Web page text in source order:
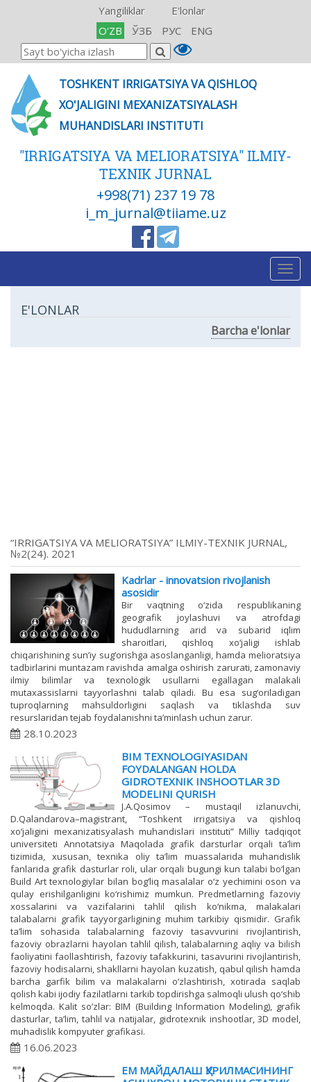
Yangiliklar
E'lonlar
O'ZB
ЎЗБ РУС ENG
TOSHKENT IRRIGATSIYA VA QISHLOQ
XO'JALIGINI MEXANIZATSIYALASH
MUHANDISLARI INSTITUTI
"IRRIGATSIYA VA MELIORATSIYA" ILMIY-
TEXNIK JURNAL
+998(71) 237 19 78
i_m_jurnal@tiiame.uz
E'LONLAR
Barcha e'lonlar
“IRRIGATSIYA VA MELIORATSIYA” ILMIY-TEXNIK JURNAL,
№2(24). 2021
Kadrlar - innovatsion rivojlanish
asosidir
Bir vaqtning o‘zida respublikaning
geografik joylashuvi va atrofdagi
hududlarning arid va subarid iqlim
sharoitlari, qishloq xo‘jaligi ishlab
chiqarishining sun’iy sug‘orishga asoslanganligi, hamda melioratsiya
tadbirlarini muntazam ravishda amalga oshirish zarurati, zamonaviy
ilmiy bilimlar va texnologik usullarni egallagan malakali
mutaxassislarni tayyorlashni talab qiladi. Bu esa sug‘oriladigan
tuproqlarning mahsuldorligini saqlash va tiklashda suv
resurslaridan tejab foydalanishni ta’minlash uchun zarur.
28.10.2023
BIM TEXNOLOGIYASIDAN
FOYDALANGAN HOLDA
GIDROTEXNIK INSHOOTLAR 3D
MODELINI QURISH
J.A.Qosimov – mustaqil izlanuvchi,
D.Qalandarova–magistrant, “Toshkent irrigatsiya va qishloq
xo‘jaligini mexanizatisyalash muhandislari instituti” Milliy tadqiqot
universiteti Annotatsiya Maqolada grafik darsturlar orqali ta’lim
tizimida, xususan, texnika oliy ta’lim muassalarida muhandislik
fanlarida grafik dasturlar roli, ular orqali bugungi kun talabi bo‘lgan
Build Art texnologiylar bilan bog‘liq masalalar o‘z yechimini oson va
qulay erishilganligini ko‘rishimiz mumkun. Predmetlarning fazoviy
xossalarini va vazifalarini tahlil qilish ko‘nikma, malakalari
talabalarni grafik tayyorgarligining muhim tarkibiy qismidir. Grafik
ta’lim sohasida talabalarning fazoviy tasavvurini rivojlantirish,
fazoviy obrazlarni hayolan tahlil qilish, talabalarning aqliy va bilish
faoliyatini faollashtirish, fazoviy tafakkurini, tasavurini rivojlantirish,
fazoviy hodisalarni, shakllarni hayolan kuzatish, qabul qilish hamda
barcha garfik bilim va malakalarni o‘zlashtirish, xotirada saqlab
qolish kabi ijodiy fazilatlarni tarkib topdirishga salmoqli ulush qo‘shib
kelmoqda. Kalit so’zlar: BIM (Building Information Modeling), grafik
dasturlar, ta’lim, tahlil va natijalar, gidrotexnik inshootlar, 3D model,
muhadislik kompyuter grafikasi.
16.06.2023
ЕМ МАЙДАЛАШ ҚУРИЛМАСИНИНГ